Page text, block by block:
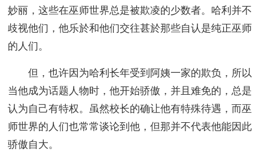
妙丽，这些在巫师世界总是被欺凌的少数者。哈利并不
歧视他们，他乐於和他们交往甚於那些自认是纯正巫师
的人们。
但，也许因为哈利长年受到阿姨一家的欺负，所以
当他成为话题人物时，他开始骄傲，并且难免的，总是
认为自己有特权。虽然校长的确让他有特殊待遇，而巫
师世界的人们也常常谈论到他，但那并不代表他能因此
骄傲自大。